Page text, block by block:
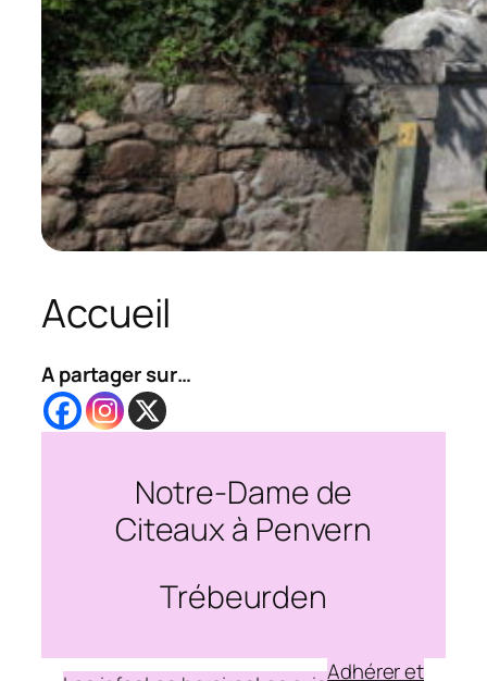
Accueil
A partager sur…
Notre-Dame de
Citeaux à Penvern
Trébeurden
Adhérer et